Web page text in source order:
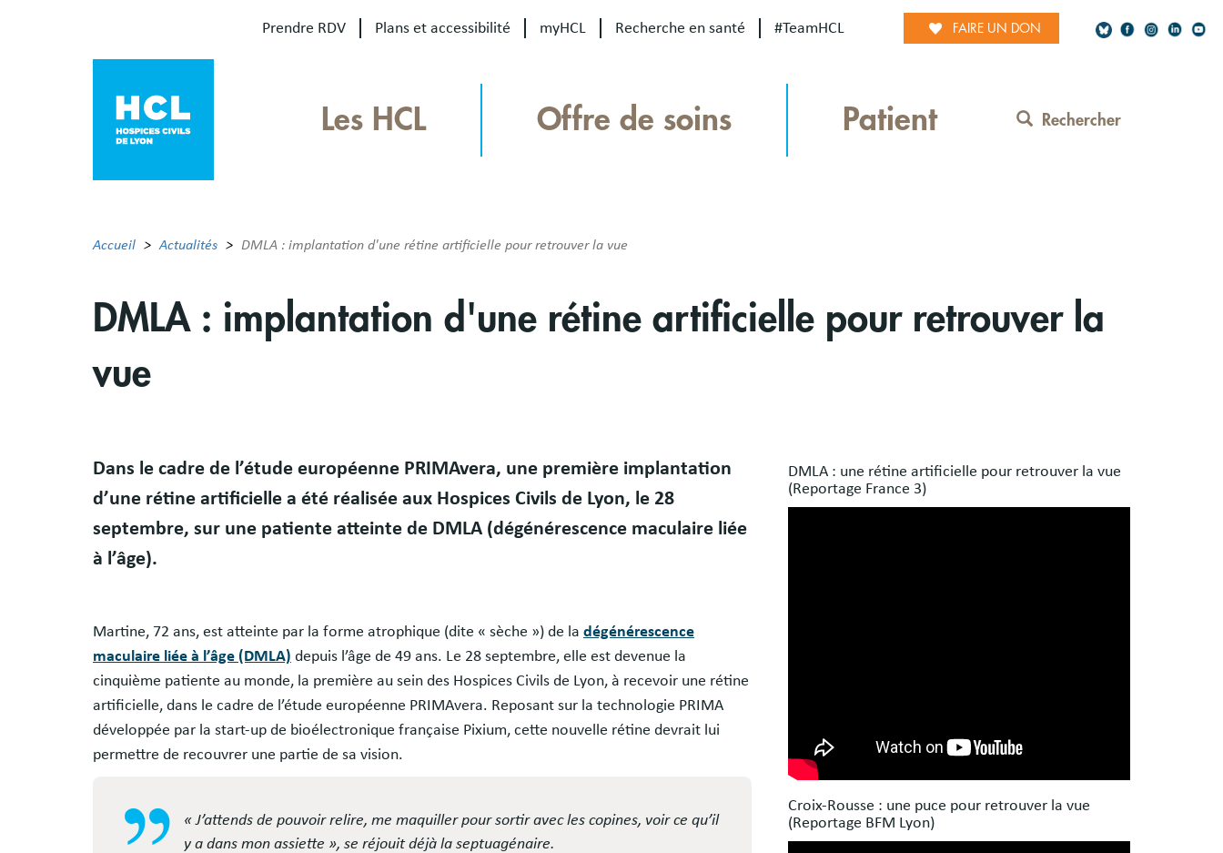
Prendre RDV Plans et accessibilité myHCL Recherche en santé #TeamHCL FAIRE UN DON
Network
Les HCL Offre de soins Patient Rechercher
Accueil Actualités DMLA : implantation d'une rétine artificielle pour retrouver la vue
DMLA : implantation d'une rétine artificielle pour retrouver la
vue
Dans le cadre de l’étude européenne PRIMAvera, une première implantation
d’une rétine artificielle a été réalisée aux Hospices Civils de Lyon, le 28
septembre, sur une patiente atteinte de DMLA (dégénérescence maculaire liée
à l’âge).
Martine, 72 ans, est atteinte par la forme atrophique (dite « sèche ») de la dégénérescence
maculaire liée à l’âge (DMLA) depuis l’âge de 49 ans. Le 28 septembre, elle est devenue la
cinquième patiente au monde, la première au sein des Hospices Civils de Lyon, à recevoir une rétine
artificielle, dans le cadre de l’étude européenne PRIMAvera. Reposant sur la technologie PRIMA
développée par la start-up de bioélectronique française Pixium, cette nouvelle rétine devrait lui
permettre de recouvrer une partie de sa vision.
« J’attends de pouvoir relire, me maquiller pour sortir avec les copines, voir ce qu’il
y a dans mon assiette », se réjouit déjà la septuagénaire.
Blocs
libres
DMLA : une rétine artificielle pour retrouver la vue
(Reportage France 3)
Croix-Rousse : une puce pour retrouver la vue
(Reportage BFM Lyon)